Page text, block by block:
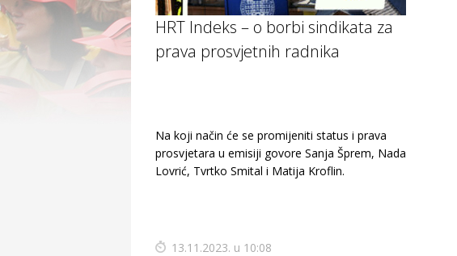
HRT Indeks – o borbi sindikata za
prava prosvjetnih radnika
Na koji način će se promijeniti status i prava
prosvjetara u emisiji govore Sanja Šprem, Nada
Lovrić, Tvrtko Smital i Matija Kroflin.
13.11.2023. u 10:08